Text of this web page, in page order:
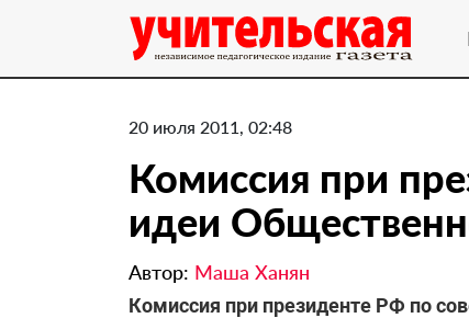
20 июля 2011, 02:48
Комиссия при
идеи
Автор: Маша Ханян
Комиссия при президенте РФ по